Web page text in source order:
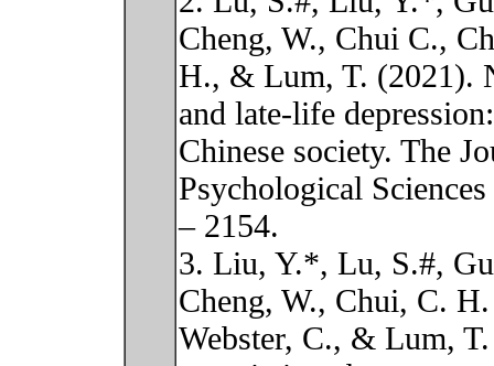
Cheng, W., Chui C.,
H., & Lum, T. (2021).
and late-life
Chinese society. The
Psychological
– 2154.
3. Liu, Y.*, Lu, S.#,
Cheng, W., Chui, C.
Webster, C., & Lum,